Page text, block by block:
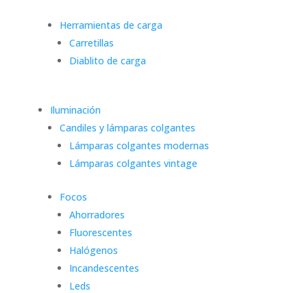
Herramientas de carga
Carretillas
Diablito de carga
Iluminación
Candiles y lámparas colgantes
Lámparas colgantes modernas
Lámparas colgantes vintage
Focos
Ahorradores
Fluorescentes
Halógenos
Incandescentes
Leds